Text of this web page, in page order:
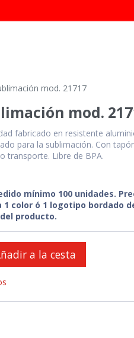
mod. 21717
mod.
fabricado en resistente
para la sublimación. Con
transporte. Libre de BPA.
mínimo 100 unidades.
color ó 1 logotipo bordado
producto.
a la cesta